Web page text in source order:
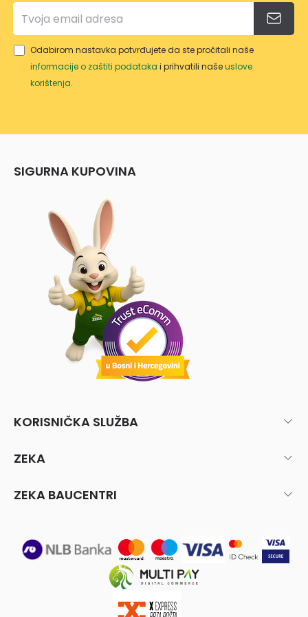
Odabirom nastavka potvrđujete da ste pročitali naše
informacije o zaštiti podataka i prihvatili našeuslove
korištenja.
SIGURNA KUPOVINA
KORISNIČKA SLUŽBA
ZEKA
ZEKA BAUCENTRI